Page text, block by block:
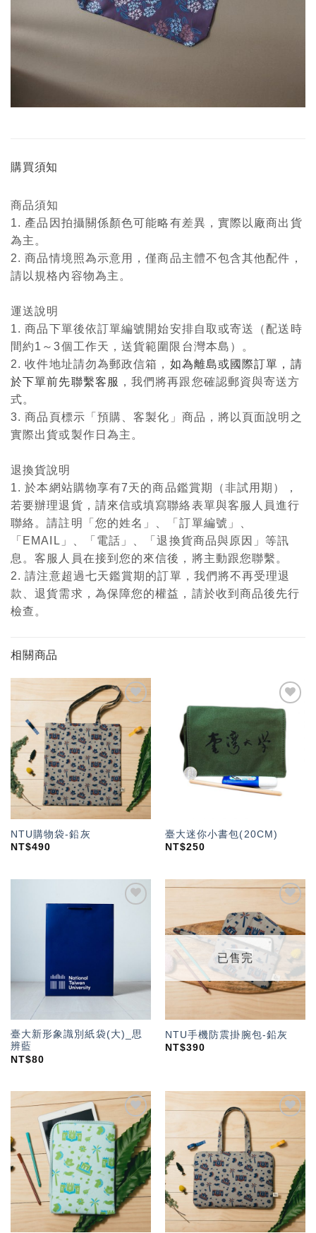
購買須知
商品須知
1. 產品因拍攝關係顏色可能略有差異，實際以廠商出貨
為主。
2. 商品情境照為示意用，僅商品主體不包含其他配件，
請以規格內容物為主。
運送說明
1. 商品下單後依訂單編號開始安排自取或寄送（配送時
間約1～3個工作天，送貨範圍限台灣本島）。
2. 收件地址請勿為郵政信箱， 如為離島或國際訂單，請
於下單前先聯繫客服 ，我們將再跟您確認郵資與寄送方
式。
3. 商品頁標示「預購、客製化」商品，將以頁面說明之
實際出貨或製作日為主。
退換貨說明
1. 於本網站購物享有7天的商品鑑賞期（非試用期），
若要辦理退貨，請來信或填寫聯絡表單與客服人員進行
聯絡。請註明「您的姓名」、「訂單編號」、
「EMAIL」、「電話」、「退換貨商品與原因」等訊
息。客服人員在接到您的來信後，將主動跟您聯繫。
2. 請注意超過七天鑑賞期的訂單，我們將不再受理退
款、退貨需求，為保障您的權益，請於收到商品後先行
檢查。
相關商品
望輕
單」
NTU購物袋-鉛灰
NT$490
加入
「願
望輕
單」
臺大迷你小書包(20CM)
NT$250
臺大新形象識別紙袋(大)_思
辨藍
NT$80
「願
望輕
單」
已售完
NTU手機防震掛腕包-鉛灰
NT$390
加入
「願
望輕
單」
「願
望輕